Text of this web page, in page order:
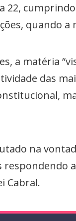
22,
quando
a matéria
das
na
respondendo
Cabral.